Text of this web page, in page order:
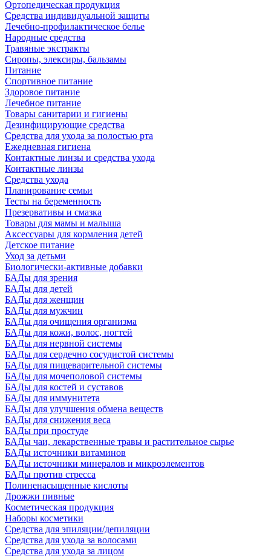
Ортопедическая продукция
Средства индивидуальной защиты
Лечебно-профилактическое белье
Народные средства
Травяные экстракты
Сиропы, элексиры, бальзамы
Питание
Спортивное питание
Здоровое питание
Лечебное питание
Товары санитарии и гигиены
Дезинфицирующие средства
Средства для ухода за полостью рта
Ежедневная гигиена
Контактные линзы и средства ухода
Контактные линзы
Средства ухода
Планирование семьи
Тесты на беременность
Презервативы и смазка
Товары для мамы и малыша
Аксессуары для кормления детей
Детское питание
Уход за детьми
Биологически-активные добавки
БАДы для зрения
БАДы для детей
БАДы для женщин
БАДы для мужчин
БАДы для очищения организма
БАДы для кожи, волос, ногтей
БАДы для нервной системы
БАДы для сердечно сосудистой системы
БАДы для пищеварительной системы
БАДы для мочеполовой системы
БАДы для костей и суставов
БАДы для иммунитета
БАДы для улучшения обмена веществ
БАДы для снижения веса
БАДы при простуде
БАДы чаи, лекарственные травы и растительное сырье
БАДы источники витаминов
БАДы источники минералов и микроэлементов
БАДы против стресса
Полиненасыщенные кислоты
Дрожжи пивные
Косметическая продукция
Наборы косметики
Средства для эпиляции/депиляции
Средства для ухода за волосами
Средства для ухода за лицом